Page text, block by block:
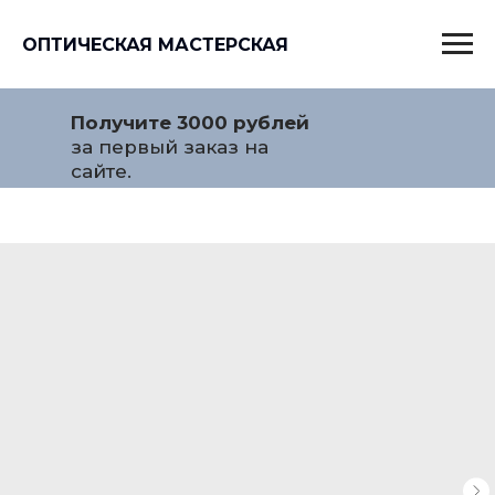
ОПТИЧЕСКАЯ МАСТЕРСКАЯ
Получите 3000 рублей
за первый заказ на
сайте.